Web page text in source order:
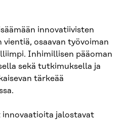
innovatiivisten
osaavan työvoiman
Inhimillisen pääoman
sekä tutkimuksella ja
tärkeää
innovaatioita jalostavat